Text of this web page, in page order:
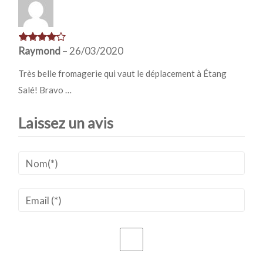
Raymond – 26/03/2020
Très belle fromagerie qui vaut le déplacement à Étang
Salé! Bravo …
Laissez un avis